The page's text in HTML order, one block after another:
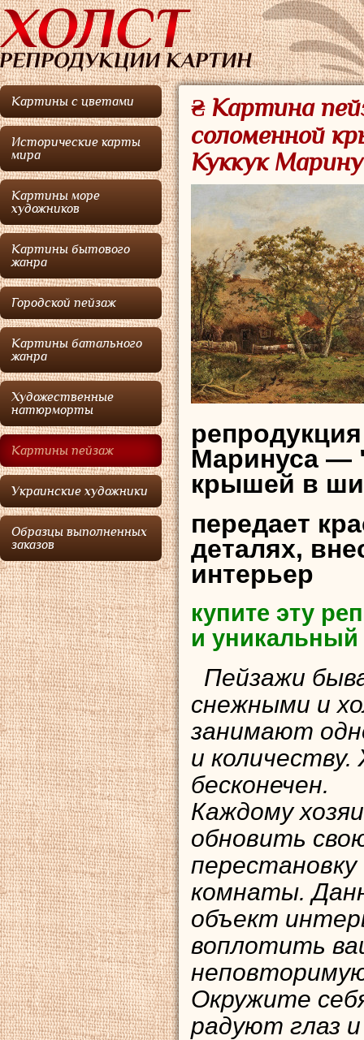
Картины с цветами
Исторические карты
мира
Картины море
художников
Картины бытового
жанра
Городской пейзаж
Картины батального
жанра
Художественные
натюрморты
Картины пейзаж
Украинские художники
Образцы выполненных
заказов
₴ Картина
соломенной
Куккук
Маринуса —
крышей в
передает
деталях,
интерьер
купите эту
и
Пейзажи
снежными и
занимают
и
бесконечен.
Каждому
обновить
комнаты.
объект
воплотить
Окружите
радуют глаз